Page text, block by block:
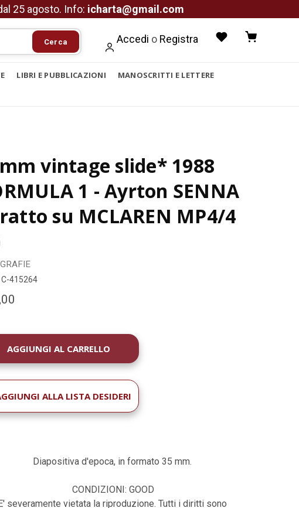
25 agosto. Info: icharta@gmail.com
Cerca Accedi o Registra
LIBRI E PUBBLICAZIONI
MANOSCRITTI E LETTERE
vintage slide* 1988
1 - Ayrton SENNA
su MCLAREN MP4/4
C-415264
ALLA LISTA DESIDERI
Diapositiva d'epoca, in formato 35 mm.
CONDIZIONI: GOOD
severamente vietata la riproduzione. Tutti i diritti sono